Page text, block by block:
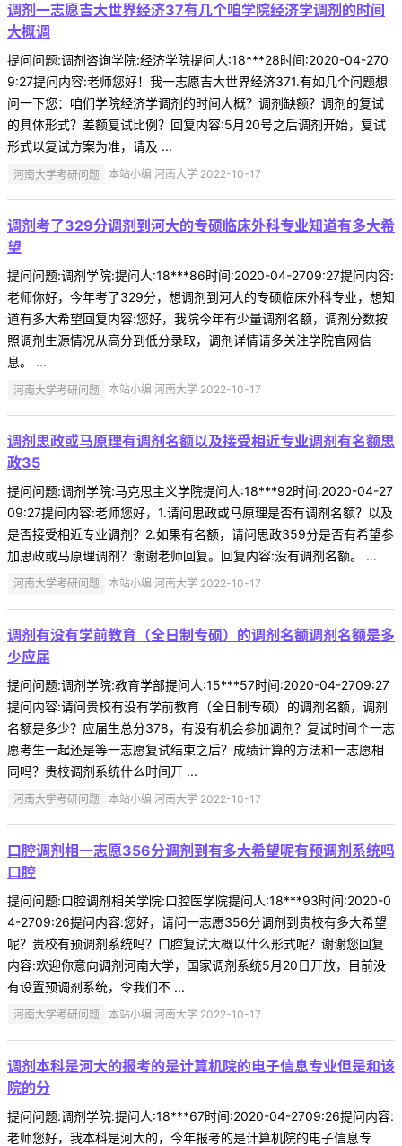
调剂一志愿吉大世界经济37有几个咱学院经济学调剂的时间
大概调
提问问题:调剂咨询学院:经济学院提问人:18***28时间:2020-04-270
9:27提问内容:老师您好！我一志愿吉大世界经济371.有如几个问题想
问一下您：咱们学院经济学调剂的时间大概？调剂缺额？调剂的复试
的具体形式？差额复试比例？回复内容:5月20号之后调剂开始，复试
形式以复试方案为准，请及 ...
河南大学考研问题 本站小编 河南大学 2022-10-17
调剂考了329分调剂到河大的专硕临床外科专业知道有多大希
望
提问问题:调剂学院:提问人:18***86时间:2020-04-2709:27提问内容:
老师你好，今年考了329分，想调剂到河大的专硕临床外科专业，想知
道有多大希望回复内容:您好，我院今年有少量调剂名额，调剂分数按
照调剂生源情况从高分到低分录取，调剂详情请多关注学院官网信
息。 ...
河南大学考研问题 本站小编 河南大学 2022-10-17
调剂思政或马原理有调剂名额以及接受相近专业调剂有名额思
政35
提问问题:调剂学院:马克思主义学院提问人:18***92时间:2020-04-27
09:27提问内容:老师您好，1.请问思政或马原理是否有调剂名额？以及
是否接受相近专业调剂？2.如果有名额，请问思政359分是否有希望参
加思政或马原理调剂？谢谢老师回复。回复内容:没有调剂名额。 ...
河南大学考研问题 本站小编 河南大学 2022-10-17
调剂有没有学前教育（全日制专硕）的调剂名额调剂名额是多
少应届
提问问题:调剂学院:教育学部提问人:15***57时间:2020-04-2709:27
提问内容:请问贵校有没有学前教育（全日制专硕）的调剂名额，调剂
名额是多少？应届生总分378，有没有机会参加调剂？复试时间个一志
愿考生一起还是等一志愿复试结束之后？成绩计算的方法和一志愿相
同吗？贵校调剂系统什么时间开 ...
河南大学考研问题 本站小编 河南大学 2022-10-17
口腔调剂相一志愿356分调剂到有多大希望呢有预调剂系统吗
口腔
提问问题:口腔调剂相关学院:口腔医学院提问人:18***93时间:2020-0
4-2709:26提问内容:您好，请问一志愿356分调剂到贵校有多大希望
呢？贵校有预调剂系统吗？口腔复试大概以什么形式呢？谢谢您回复
内容:欢迎你意向调剂河南大学，国家调剂系统5月20日开放，目前没
有设置预调剂系统，令我们不 ...
河南大学考研问题 本站小编 河南大学 2022-10-17
调剂本科是河大的报考的是计算机院的电子信息专业但是和该
院的分
提问问题:调剂学院:提问人:18***67时间:2020-04-2709:26提问内容:
老师您好，我本科是河大的，今年报考的是计算机院的电子信息专